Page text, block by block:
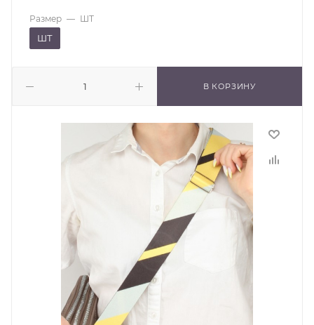
В КОРЗИНУ
Размер — ШТ
ШТ